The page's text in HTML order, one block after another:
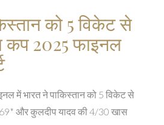
को 5 विकेट से
कप 2025 फाइनल
में भारत ने पाकिस्तान को 5 विकेट से
69* और कुलदीप यादव की 4/30 खास